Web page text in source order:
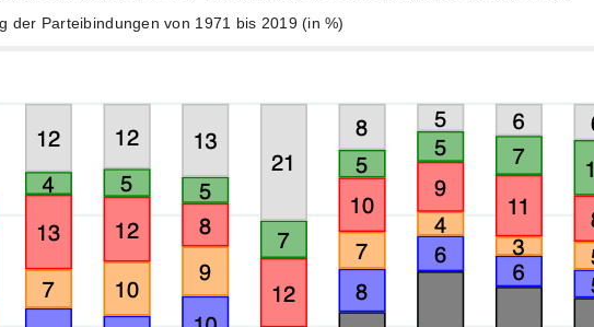
der Parteibindungen von 1971 bis 2019 (in %)